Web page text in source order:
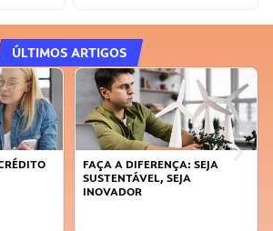
ÚLTIMOS ARTIGOS
FAÇA A DIFERENÇA: SEJA
SUSTENTÁVEL, SEJA
INOVADOR